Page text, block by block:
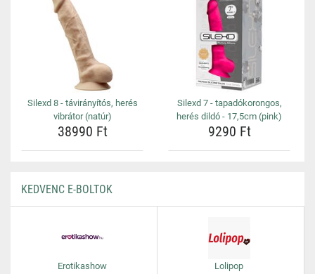
Silexd 8 - távirányítós, herés
vibrátor (natúr)
38990 Ft
Silexd 7 - tapadókorongos,
herés dildó - 17,5cm (pink)
9290 Ft
KEDVENC E-BOLTOK
Erotikashow Lolipop